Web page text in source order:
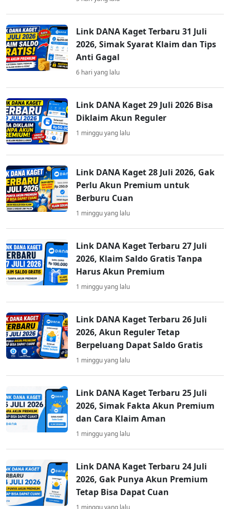
Link DANA Kaget Terbaru 31 Juli
2026, Simak Syarat Klaim dan Tips
Anti Gagal
6 hari yang lalu
Link DANA Kaget 29 Juli 2026 Bisa
Diklaim Akun Reguler
1 minggu yang lalu
Link DANA Kaget 28 Juli 2026, Gak
Perlu Akun Premium untuk
Berburu Cuan
1 minggu yang lalu
Link DANA Kaget Terbaru 27 Juli
2026, Klaim Saldo Gratis Tanpa
Harus Akun Premium
1 minggu yang lalu
Link DANA Kaget Terbaru 26 Juli
2026, Akun Reguler Tetap
Berpeluang Dapat Saldo Gratis
1 minggu yang lalu
Link DANA Kaget Terbaru 25 Juli
2026, Simak Fakta Akun Premium
dan Cara Klaim Aman
1 minggu yang lalu
Link DANA Kaget Terbaru 24 Juli
2026, Gak Punya Akun Premium
Tetap Bisa Dapat Cuan